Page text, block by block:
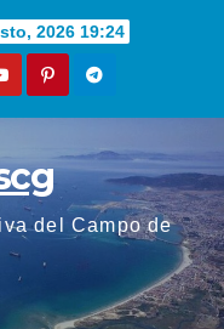
2026 19:24
del Campo de